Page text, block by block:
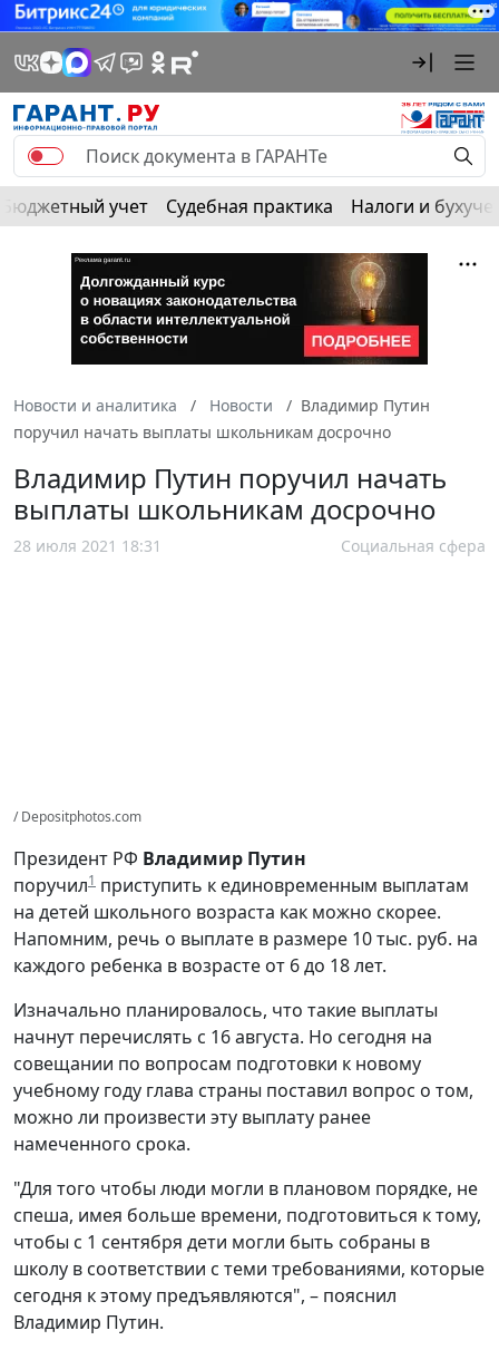
Бюджетный учет Судебная практика Налоги и
Новости и аналитика Новости
Владимир Путин
поручил начать выплаты школьникам досрочно
Владимир Путин поручил начать
выплаты школьникам досрочно
28 июля 2021 18:31 Социальная сфера
/ Depositphotos.com
Президент РФ Владимир Путин
поручил1 приступить к единовременным выплатам
на детей школьного возраста как можно скорее.
Напомним, речь о выплате в размере 10 тыс. руб. на
каждого ребенка в возрасте от 6 до 18 лет.
Изначально планировалось, что такие выплаты
начнут перечислять с 16 августа. Но сегодня на
совещании по вопросам подготовки к новому
учебному году глава страны поставил вопрос о том,
можно ли произвести эту выплату ранее
намеченного срока.
"Для того чтобы люди могли в плановом порядке, не
спеша, имея больше времени, подготовиться к тому,
чтобы с 1 сентября дети могли быть собраны в
школу в соответствии с теми требованиями, которые
сегодня к этому предъявляются", – пояснил
Владимир Путин.